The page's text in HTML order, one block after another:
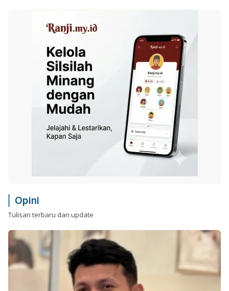
Opini
Tulisan terbaru dan update